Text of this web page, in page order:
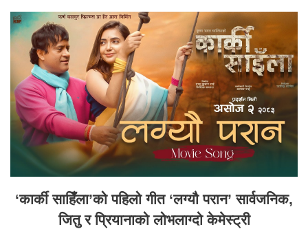
‘कार्की साहिँला’को पहिलो गीत ‘लग्यौ परान’ सार्वजनिक,
जितु र प्रियानाको लोभलाग्दो केमेस्ट्री